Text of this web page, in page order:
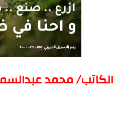
الكاتب/ محمد